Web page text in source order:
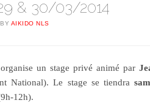
& 30/03/2014
BY AIKIDO NLS
un stage privé animé par
National). Le stage se tiendra
12h).